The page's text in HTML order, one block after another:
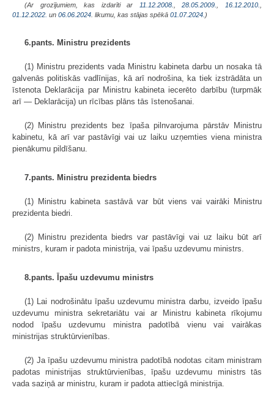
(Ar grozījumiem, kas izdarīti ar 11.12.2008. ,28.05.2009. 16.12.2010.
01.12.2022. un 06.06.2024 . likumu, kas stājas spēkā 01.07.2024. )
6.pants. Ministru prezidents
(1) Ministru prezidents vada Ministru kabineta darbu un nosaka tā
galvenās politiskās vadlīnijas, kā arī nodrošina, ka tiek izstrādāta un
īstenota Deklarācija par Ministru kabineta iecerēto darbību (turpmāk
arī — Deklarācija) un rīcības plāns tās īstenošanai.
(2) Ministru prezidents bez īpaša pilnvarojuma pārstāv Ministru
kabinetu, kā arī var pastāvīgi vai uz laiku uzņemties viena ministra
pienākumu pildīšanu.
7.pants. Ministru prezidenta biedrs
(1) Ministru kabineta sastāvā var būt viens vai vairāki Ministru
prezidenta biedri.
(2) Ministru prezidenta biedrs var pastāvīgi vai uz laiku būt arī
ministrs, kuram ir padota ministrija, vai īpašu uzdevumu ministrs.
8.pants. Īpašu uzdevumu ministrs
(1) Lai nodrošinātu īpašu uzdevumu ministra darbu, izveido īpašu
uzdevumu ministra sekretariātu vai ar Ministru kabineta rīkojumu
nodod īpašu uzdevumu ministra padotībā vienu vai vairākas
ministrijas struktūrvienības.
(2) Ja īpašu uzdevumu ministra padotībā nodotas citam ministram
padotas ministrijas struktūrvienības, īpašu uzdevumu ministrs tās
vada saziņā ar ministru, kuram ir padota attiecīgā ministrija.